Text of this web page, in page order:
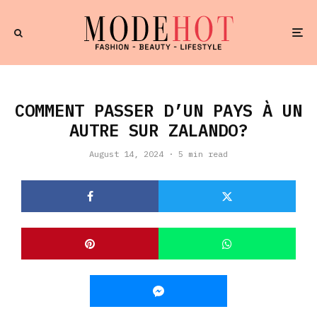
COMMENT PASSER D’UN PAYS À UN
AUTRE SUR ZALANDO?
August 14, 2024 · 5 min read